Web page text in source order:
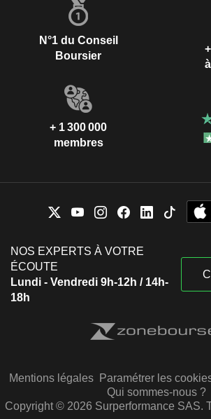
N°1 du Conseil
Boursier
+ 1 300 000
membres
NOS EXPERTS À VOTRE
ÉCOUTE
Lundi - Vendredi 9h-12h / 14h-
18h
Mentions légales Paramétrer les
Qui sommes-nous ?
Copyright © 2026 Surperformance SAS.